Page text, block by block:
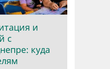
и
с
куда